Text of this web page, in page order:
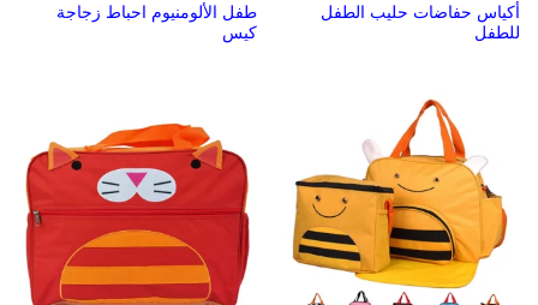
أكياس حفاضات حليب الطفل
للطفل
طفل الألومنيوم احباط زجاجة
كيس